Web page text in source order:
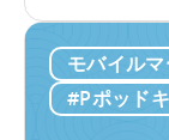
ス
ト
の
ろ、実行は
こ数年、モ
ザー獲得か
ル
コ
ン
モバイル
#Pポッド